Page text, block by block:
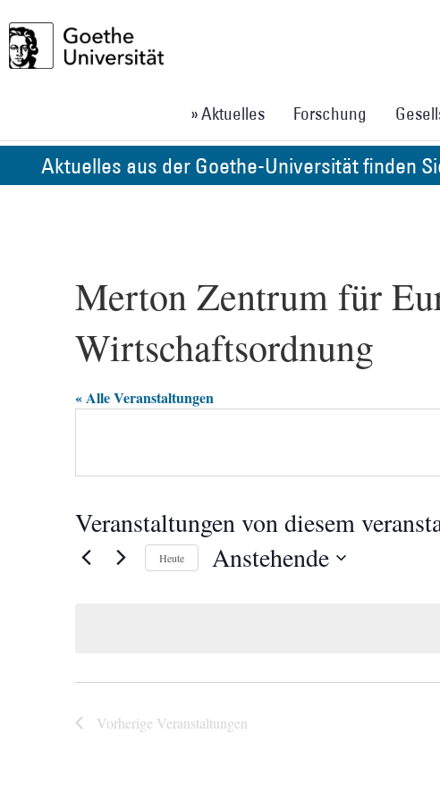
» Aktuelles Forschung
Aktuelles aus der Goethe-Universität finden
Merton Zentrum für
Wirtschaftsordnung
« Alle Veranstaltungen
Veranstaltungen von diesem
Heute Anstehende
Vorherige Veranstaltungen